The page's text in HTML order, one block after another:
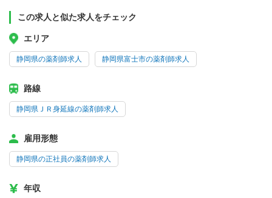
この求人と似た求人をチェック
エリア
静岡県の薬剤師求人 静岡県富士市の薬剤師求人
路線
静岡県ＪＲ身延線の薬剤師求人
雇用形態
静岡県の正社員の薬剤師求人
年収